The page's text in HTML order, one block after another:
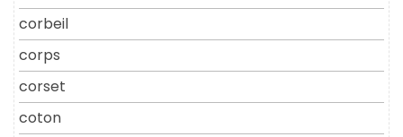
corbeil
corps
corset
coton